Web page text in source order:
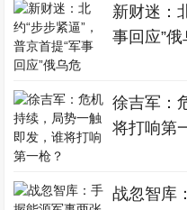
新财迷：
事回应”
徐吉军：
将打响第
战忽智库